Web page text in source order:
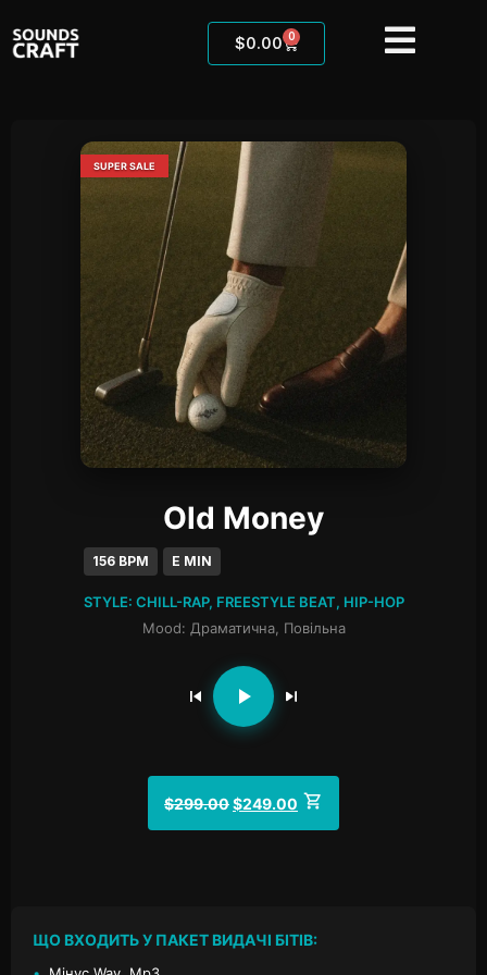
$0.00 0
SUPER SALE
Old Money
156 BPM E MIN
STYLE: CHILL-RAP, FREESTYLE BEAT, HIP-HOP
Mood: Драматична, Повільна
$299.00$249.00
ЩО ВХОДИТЬ У ПАКЕТ ВИДАЧІ БІТІВ: